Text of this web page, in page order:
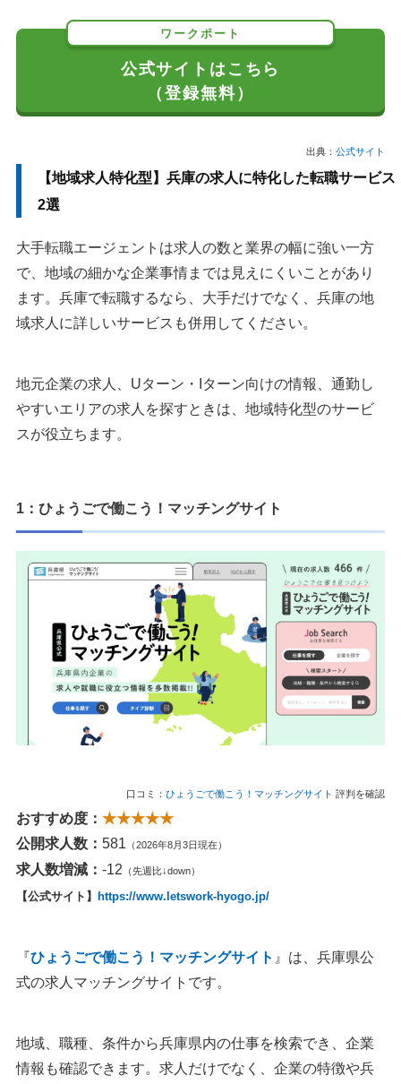
ワークポート
公式サイトはこちら
（登録無料）
出典： 公式サイト
【地域求人特化型】兵庫の求人に特化した転職サービス
2選
大手転職エージェントは求人の数と業界の幅に強い一方
で、地域の細かな企業事情までは見えにくいことがあり
ます。兵庫で転職するなら、大手だけでなく、兵庫の地
域求人に詳しいサービスも併用してください。
地元企業の求人、Uターン・Iターン向けの情報、通勤し
やすいエリアの求人を探すときは、地域特化型のサービ
スが役立ちます。
1：ひょうごで働こう！マッチングサイト
口コミ： ひょうごで働こう！マッチングサイト 評判を確認
おすすめ度： ★★★★★
公開求人数： 581 （2026年8月3日現在）
求人数増減： -12 （先週比↓down）
【公式サイト】 https://www.letswork-hyogo.jp/
『ひょうごで働こう！マッチングサイト 』は、兵庫県公
式の求人マッチングサイトです。
地域、職種、条件から兵庫県内の仕事を検索でき、企業
情報も確認できます。求人だけでなく、企業の特徴や兵